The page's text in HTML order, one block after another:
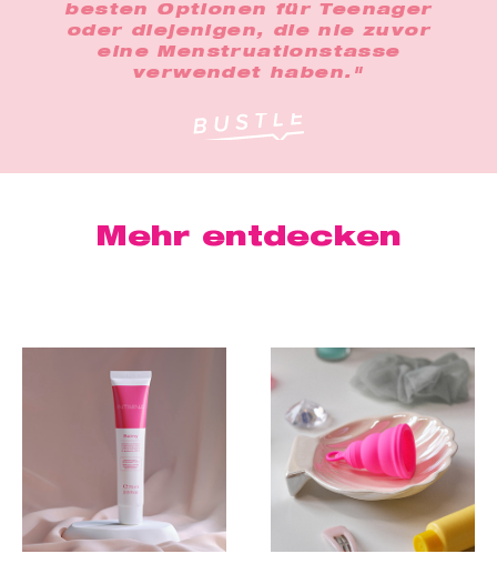
besten Optionen für Teenager
oder diejenigen, die nie zuvor
eine Menstruationstasse
verwendet haben."
Mehr entdecken